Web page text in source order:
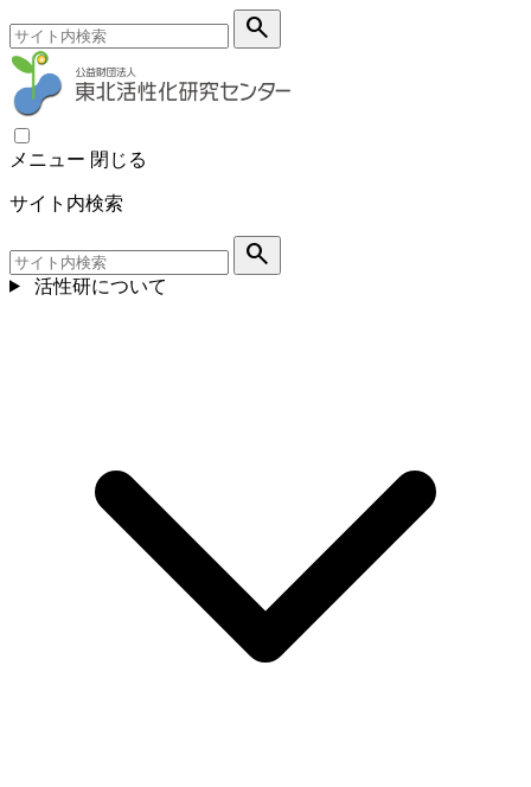
search
メニュー 閉じる
サイト内検索
search
活性研について